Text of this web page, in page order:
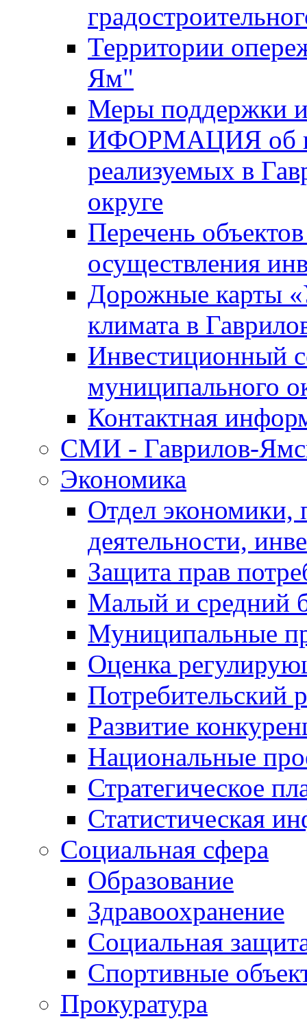
Территории
Ям"
Меры поддержки
ИФОРМАЦИЯ об
реализуемых в
округе
Перечень
осуществления
Дорожные карты
климата в
Инвестиционный
муниципального
Контактная
СМИ - Гаврилов-
Экономика
Отдел экономики,
деятельности,
Защита прав
Малый и средний
Муниципальные
Оценка
Потребительский
Развитие
Национальные
Стратегическое
Статистическая
Социальная сфера
Образование
Здравоохранение
Социальная
Спортивные
Прокуратура